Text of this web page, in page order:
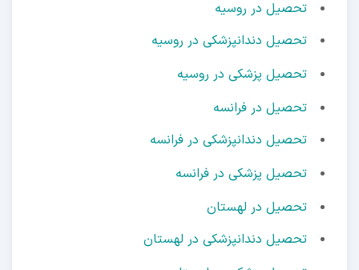
تحصیل در روسیه
تحصیل دندانپزشکی در روسیه
تحصیل پزشکی در روسیه
تحصیل در فرانسه
تحصیل دندانپزشکی در فرانسه
تحصیل پزشکی در فرانسه
تحصیل در لهستان
تحصیل دندانپزشکی در لهستان